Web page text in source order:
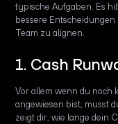
typische Aufgaben. Es
bessere
Team zu alignen.
1. Cash
Vor allem wenn du noch
angewiesen bist, musst
zeigt dir, wie lange dein